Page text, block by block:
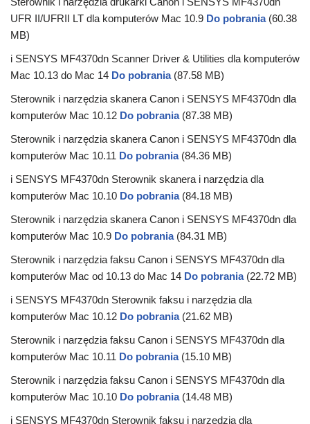
UFR II/UFRII LT dla komputerów Mac 10.9 Do pobrania (60.38
MB)
i SENSYS MF4370dn Scanner Driver & Utilities dla komputerów
Mac 10.13 do Mac 14 Do pobrania (87.58 MB)
Sterownik i narzędzia skanera Canon i SENSYS MF4370dn dla
komputerów Mac 10.12 Do pobrania (87.38 MB)
Sterownik i narzędzia skanera Canon i SENSYS MF4370dn dla
komputerów Mac 10.11 Do pobrania (84.36 MB)
i SENSYS MF4370dn Sterownik skanera i narzędzia dla
komputerów Mac 10.10 Do pobrania (84.18 MB)
Sterownik i narzędzia skanera Canon i SENSYS MF4370dn dla
komputerów Mac 10.9 Do pobrania (84.31 MB)
Sterownik i narzędzia faksu Canon i SENSYS MF4370dn dla
komputerów Mac od 10.13 do Mac 14 Do pobrania (22.72 MB)
i SENSYS MF4370dn Sterownik faksu i narzędzia dla
komputerów Mac 10.12 Do pobrania (21.62 MB)
Sterownik i narzędzia faksu Canon i SENSYS MF4370dn dla
komputerów Mac 10.11 Do pobrania (15.10 MB)
Sterownik i narzędzia faksu Canon i SENSYS MF4370dn dla
komputerów Mac 10.10 Do pobrania (14.48 MB)
i SENSYS MF4370dn Sterownik faksu i narzędzia dla